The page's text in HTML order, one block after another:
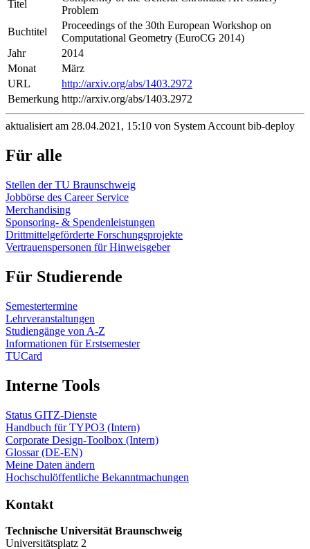
Titel
Problem
Buchtitel
Proceedings of the 30th European Workshop on
Computational Geometry (EuroCG 2014)
Jahr
2014
Monat
März
URL
http://arxiv.org/abs/1403.2972
Bemerkung http://arxiv.org/abs/1403.2972
aktualisiert am 28.04.2021, 15:10 von System Account bib-deploy
Für alle
Stellen der TU Braunschweig
Jobbörse des Career Service
Merchandising
Sponsoring- & Spendenleistungen
Drittmittelgeförderte Forschungsprojekte
Vertrauenspersonen für Hinweisgeber
Für Studierende
Semestertermine
Lehrveranstaltungen
Studiengänge von A-Z
Informationen für Erstsemester
TUCard
Interne Tools
Status GITZ-Dienste
Handbuch für TYPO3 (Intern)
Corporate Design-Toolbox (Intern)
Glossar (DE-EN)
Meine Daten ändern
Hochschulöffentliche Bekanntmachungen
Kontakt
Technische Universität Braunschweig
Universitätsplatz 2